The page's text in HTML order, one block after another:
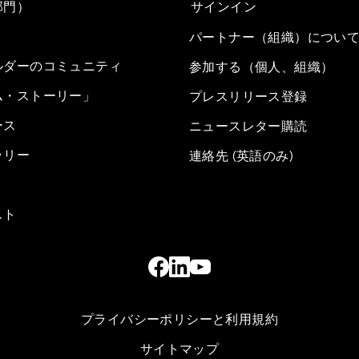
）
ーのコミュニティ
ストーリー」
リー
サインイン
パートナー（組織）につい
参加する（個人、組織）
プレスリリース登録
ニュースレター購読
連絡先 (英語のみ)
プライバシーポリシーと利用規約
サイトマップ